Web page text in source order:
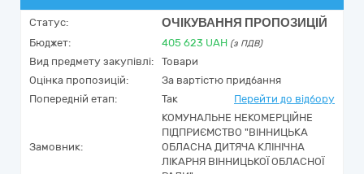
Статус: ОЧІКУВАННЯ ПРОПОЗИЦІЙ
Бюджет: 405 623 UAH (з ПДВ)
Вид предмету закупівлі:
Товари
Оцінка пропозицій:
За вартістю придбання
Попередній етап:
Так Перейти до відбору
Замовник:
КОМУНАЛЬНЕ НЕКОМЕРЦІЙНЕ
ПІДПРИЄМСТВО "ВІННИЦЬКА
ОБЛАСНА ДИТЯЧА КЛІНІЧНА
ЛІКАРНЯ ВІННИЦЬКОЇ ОБЛАСНОЇ